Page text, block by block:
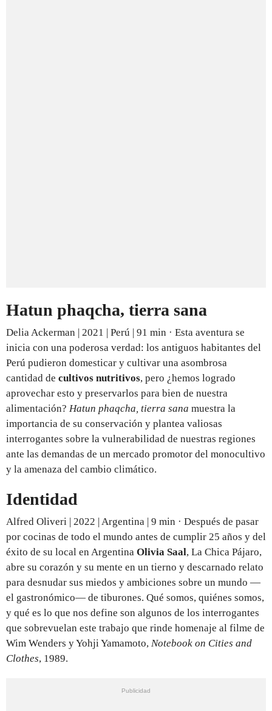
Hatun phaqcha, tierra sana
Delia Ackerman | 2021 | Perú | 91 min · Esta aventura se
inicia con una poderosa verdad: los antiguos habitantes del
Perú pudieron domesticar y cultivar una asombrosa
cantidad de cultivos nutritivos, pero ¿hemos logrado
aprovechar esto y preservarlos para bien de nuestra
alimentación? Hatun phaqcha, tierra sana muestra la
importancia de su conservación y plantea valiosas
interrogantes sobre la vulnerabilidad de nuestras regiones
ante las demandas de un mercado promotor del monocultivo
y la amenaza del cambio climático.
Identidad
Alfred Oliveri | 2022 | Argentina | 9 min · Después de pasar
por cocinas de todo el mundo antes de cumplir 25 años y del
éxito de su local en Argentina Olivia Saal, La Chica Pájaro,
abre su corazón y su mente en un tierno y descarnado relato
para desnudar sus miedos y ambiciones sobre un mundo —
el gastronómico— de tiburones. Qué somos, quiénes somos,
y qué es lo que nos define son algunos de los interrogantes
que sobrevuelan este trabajo que rinde homenaje al filme de
Wim Wenders y Yohji Yamamoto, Notebook on Cities and
Clothes, 1989.